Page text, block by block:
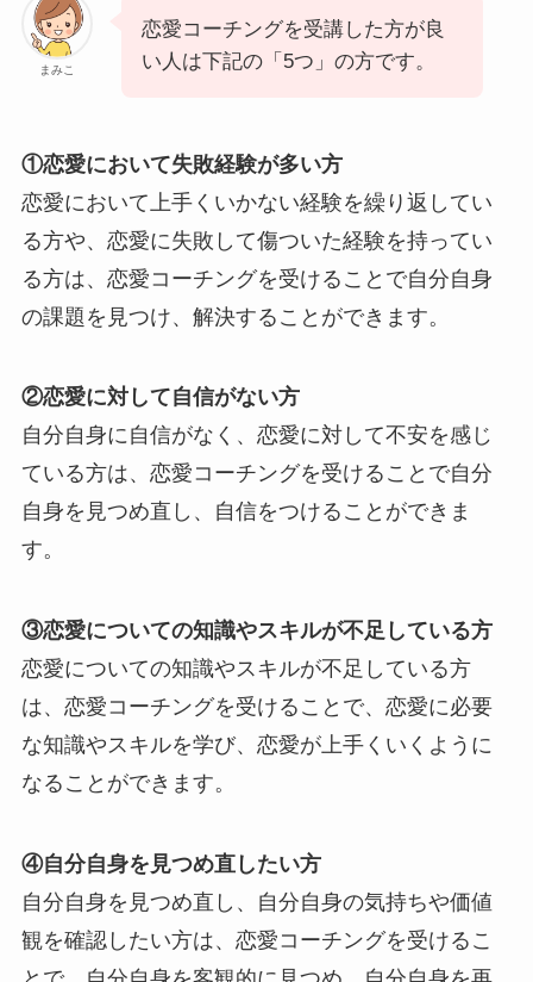
まみこ
恋愛コーチングを受講した方が良
い人は下記の「5つ」の方です。
①恋愛において失敗経験が多い方
恋愛において上手くいかない経験を繰り返してい
る方や、恋愛に失敗して傷ついた経験を持ってい
る方は、恋愛コーチングを受けることで自分自身
の課題を見つけ、解決することができます。
②恋愛に対して自信がない方
自分自身に自信がなく、恋愛に対して不安を感じ
ている方は、恋愛コーチングを受けることで自分
自身を見つめ直し、自信をつけることができま
す。
③恋愛についての知識やスキルが不足している方
恋愛についての知識やスキルが不足している方
は、恋愛コーチングを受けることで、恋愛に必要
な知識やスキルを学び、恋愛が上手くいくように
なることができます。
④自分自身を見つめ直したい方
自分自身を見つめ直し、自分自身の気持ちや価値
観を確認したい方は、恋愛コーチングを受けるこ